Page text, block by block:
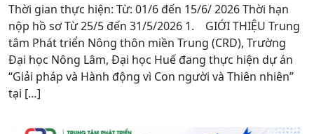
Thời gian thực hiện: Từ: 01/6 đến 15/6/ 2026 Thời hạn
nộp hồ sơ Từ 25/5 đến 31/5/2026 1. GIỚI THIỆU Trung
tâm Phát triển Nông thôn miền Trung (CRD), Trường
Đại học Nông Lâm, Đại học Huế đang thực hiện dự án
“Giải pháp và Hành động vì Con người và Thiên nhiên”
tại […]